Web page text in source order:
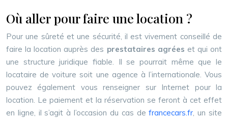
Où aller pour faire une location ?
Pour une sûreté et une sécurité, il est vivement conseillé de
faire la location auprès des prestataires agrées et qui ont
une structure juridique fiable. Il se pourrait même que le
locataire de voiture soit une agence à l’internationale. Vous
pouvez également vous renseigner sur Internet pour la
location. Le paiement et la réservation se feront à cet effet
en ligne, il s’agit à l’occasion du cas defrancecars.fr, un site